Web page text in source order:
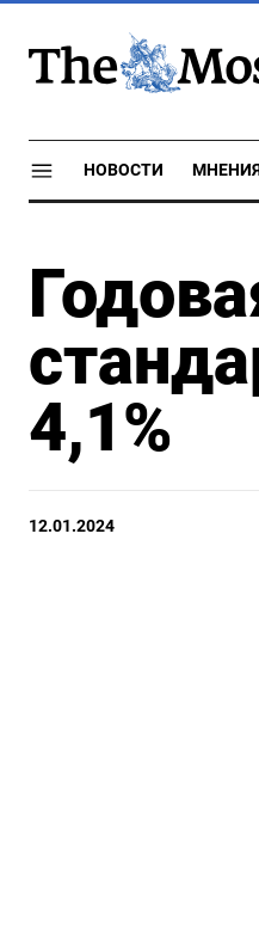
НОВОСТИ
4,1%
12.01.2024